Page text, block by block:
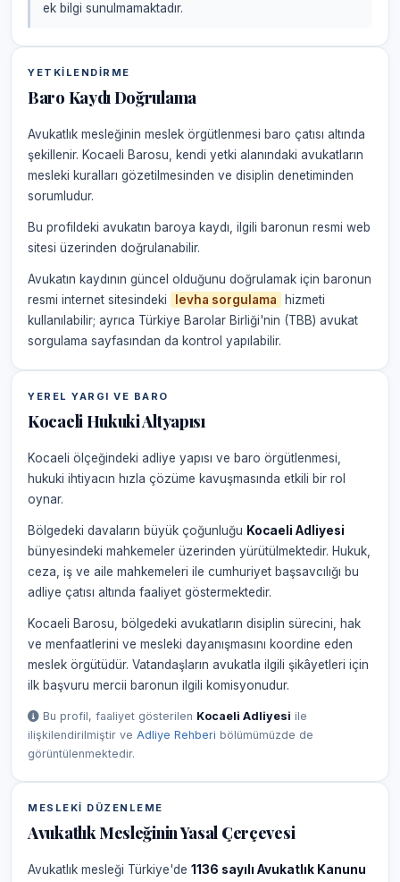
ek bilgi sunulmamaktadır.
YETKILENDIRME
Baro Kaydı Doğrulama
Avukatlık mesleğinin meslek örgütlenmesi baro çatısı altında
şekillenir. Kocaeli Barosu, kendi yetki alanındaki avukatların
mesleki kuralları gözetilmesinden ve disiplin denetiminden
sorumludur.
Bu profildeki avukatın baroya kaydı, ilgili baronun resmi web
sitesi üzerinden doğrulanabilir.
Avukatın kaydının güncel olduğunu doğrulamak için baronun
resmi internet sitesindeki
levha sorgulama
hizmeti
kullanılabilir; ayrıca Türkiye Barolar Birliği'nin (TBB) avukat
sorgulama sayfasından da kontrol yapılabilir.
YEREL YARGI VE BARO
Kocaeli Hukuki Altyapısı
Kocaeli ölçeğindeki adliye yapısı ve baro örgütlenmesi,
hukuki ihtiyacın hızla çözüme kavuşmasında etkili bir rol
oynar.
Bölgedeki davaların büyük çoğunluğu Kocaeli Adliyesi
bünyesindeki mahkemeler üzerinden yürütülmektedir. Hukuk,
ceza, iş ve aile mahkemeleri ile cumhuriyet başsavcılığı bu
adliye çatısı altında faaliyet göstermektedir.
Kocaeli Barosu, bölgedeki avukatların disiplin sürecini, hak
ve menfaatlerini ve mesleki dayanışmasını koordine eden
meslek örgütüdür. Vatandaşların avukatla ilgili şikâyetleri için
ilk başvuru mercii baronun ilgili komisyonudur.
Bu profil, faaliyet gösterilen Kocaeli Adliyesi ile
ilişkilendirilmiştir ve Adliye Rehberi bölümümüzde de
görüntülenmektedir.
MESLEKI DÜZENLEME
Avukatlık Mesleğinin Yasal Çerçevesi
Avukatlık mesleği Türkiye'de 1136 sayılı Avukatlık Kanunu